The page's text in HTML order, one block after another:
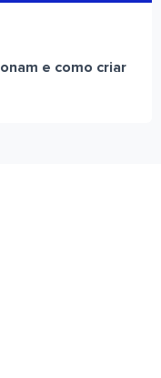
e como criar